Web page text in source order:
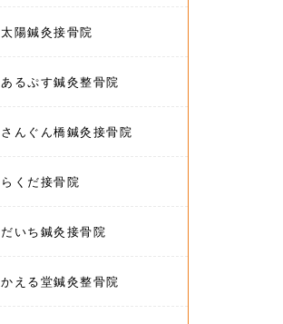
太陽鍼灸接骨院
あるぷす鍼灸整骨院
さんぐん橋鍼灸接骨院
らくだ接骨院
だいち鍼灸接骨院
かえる堂鍼灸整骨院